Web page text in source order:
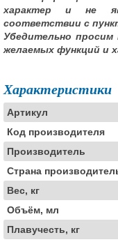
характер и не
соответствии с
Убедительно просим
желаемых функций и
Характеристики
Артикул
Код производителя
Производитель
Страна
Вес, кг
Объём, мл
Плавучесть, кг